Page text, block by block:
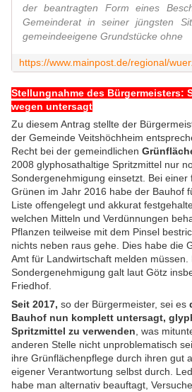
der beantragten Form eines
Gemeinderat in seiner jüngsten
gemeindeeigene Grundstücke ohne
Stellungnahme des Bürgermeisters:
wegen untersagt
Zu diesem Antrag stellte der
der Gemeinde Veitshöchheim
Recht bei der gemeindlichen
2008 glyphosathaltige Spritzmittel nur
Sondergenehmigung einsetzt. Bei einer
Grünen im Jahr 2016 habe der Bauhof
Liste offengelegt und akkurat
welchen Mitteln und Verdünnungen
Pflanzen teilweise mit dem Pinsel
nichts neben raus gehe. Dies habe die
Amt für Landwirtschaft melden müssen.
Sondergenehmigung galt laut Götz
Friedhof.
Seit 2017, so der Bürgermeister, sei es
Bauhof nun komplett untersagt,
Spritzmittel zu verwenden , was
anderen Stelle nicht unproblematisch
ihre Grünflächenpflege durch ihren gut
eigener Verantwortung selbst durch.
habe man alternativ beauftagt,